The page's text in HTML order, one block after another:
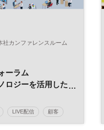
社カンファレンスルーム
ーラム
ロジーを活用した
LIVE配信 顧客